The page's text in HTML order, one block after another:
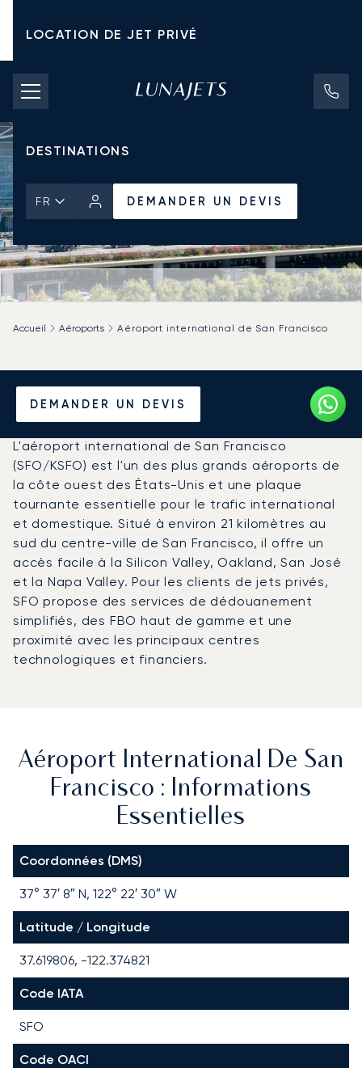
LOCATION DE JET PRIVÉ
TARIFS D'AFFRÈTEMENT
JETS PRIVÉS
DESTINATIONS
FR DEMANDER UN DEVIS
DEMANDER UN DEVIS
Accueil Aéroports Aéroport international de San Francisco
Louer un Jet Privé de/vers
l'Aéroport de San Francisco
L'aéroport international de San Francisco
(SFO/KSFO) est l'un des plus grands aéroports de
la côte ouest des États-Unis et une plaque
tournante essentielle pour le trafic international
et domestique. Situé à environ 21 kilomètres au
sud du centre-ville de San Francisco, il offre un
accès facile à la Silicon Valley, Oakland, San José
et la Napa Valley. Pour les clients de jets privés,
SFO propose des services de dédouanement
simplifiés, des FBO haut de gamme et une
proximité avec les principaux centres
technologiques et financiers.
Aéroport International De San
Francisco : Informations
Essentielles
Coordonnées (DMS)
37° 37′ 8″ N, 122° 22′ 30″ W
Latitude / Longitude
37.619806, -122.374821
Code IATA
SFO
Code OACI